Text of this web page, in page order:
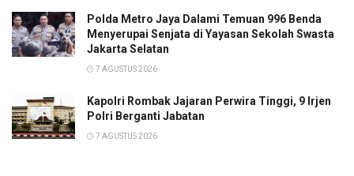
Polda Metro Jaya Dalami Temuan 996 Benda
Menyerupai Senjata di Yayasan Sekolah Swasta
Jakarta Selatan
7 AGUSTUS 2026
Kapolri Rombak Jajaran Perwira Tinggi, 9 Irjen
Polri Berganti Jabatan
7 AGUSTUS 2026